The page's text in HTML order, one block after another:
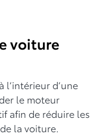
voiture
d’une
le moteur
afin de réduire les
la voiture.